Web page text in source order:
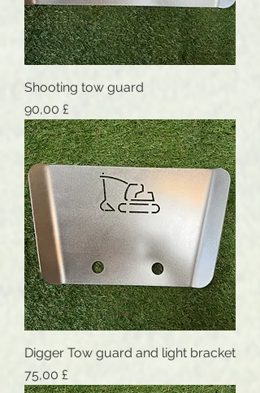
Shooting tow guard
Preis
90,00 £
Digger Tow guard and light bracket
Preis
75,00 £